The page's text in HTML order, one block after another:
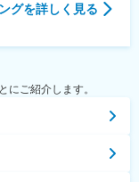
グを詳しく見る
にご紹介します。